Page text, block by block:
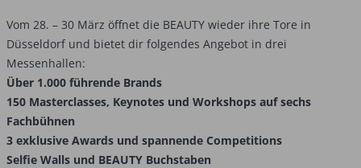
Vom 28. – 30 März öffnet die BEAUTY wieder ihre Tore in
Düsseldorf und bietet dir folgendes Angebot in drei
Messenhallen:
Über 1.000 führende Brands
150 Masterclasses, Keynotes und Workshops auf sechs
Fachbühnen
3 exklusive Awards und spannende Competitions
Selfie Walls und BEAUTY Buchstaben